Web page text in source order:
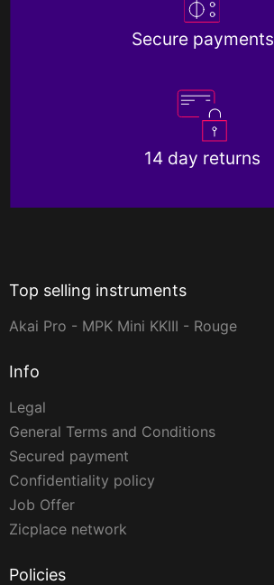
Secure payments
14 day returns
Top selling instruments
Akai Pro - MPK Mini KKIII - Rouge
Info
Legal
General Terms and Conditions
Secured payment
Confidentiality policy
Job Offer
Zicplace network
Policies